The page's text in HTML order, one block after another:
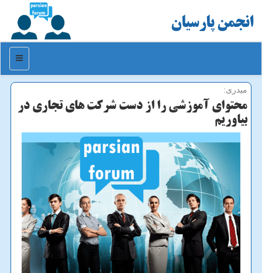
انجمن پارسیان
منو
میدری:
محتوای آموزشی را از دست شركت های تجاری در
بیاوریم